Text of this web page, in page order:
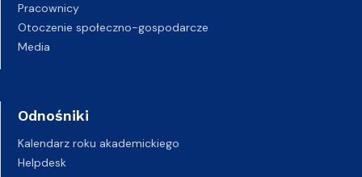
Pracownicy
Otoczenie społeczno-gospodarcze
Media
Odnośniki
Kalendarz roku akademickiego
Helpdesk